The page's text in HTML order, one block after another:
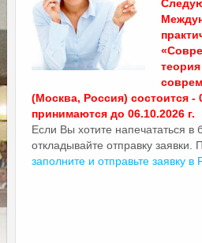
(Москва, Россия) состоится -
принимаются до 06.10.2026 г.
Если Вы хотите напечататься
откладывайте отправку заявки.
заполните и отправьте заявку в